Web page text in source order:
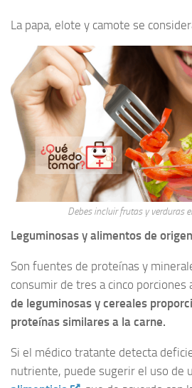
La papa, elote y camote se
Debes incluir frutas y verduras
Leguminosas y alimentos de
Son fuentes de proteínas y
consumir de tres a cinco porciones
de leguminosas y cereales
proteínas similares a la carne.
Si el médico tratante detecta
nutriente, puede sugerir el uso de